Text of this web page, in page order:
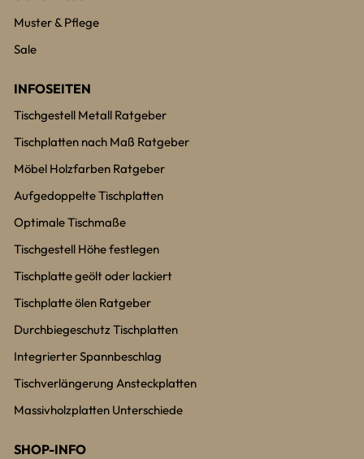
Muster & Pflege
Sale
INFOSEITEN
Tischgestell Metall Ratgeber
Tischplatten nach Maß Ratgeber
Möbel Holzfarben Ratgeber
Aufgedoppelte Tischplatten
Optimale Tischmaße
Tischgestell Höhe festlegen
Tischplatte geölt oder lackiert
Tischplatte ölen Ratgeber
Durchbiegeschutz Tischplatten
Integrierter Spannbeschlag
Tischverlängerung Ansteckplatten
Massivholzplatten Unterschiede
SHOP-INFO